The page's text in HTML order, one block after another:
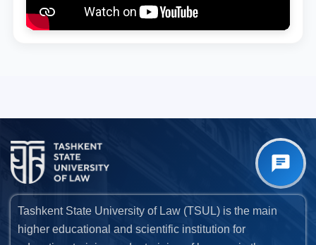
Tashkent State University of Law (TSUL) is the main
higher educational and scientific institution for